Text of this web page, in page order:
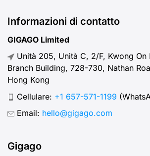
Informazioni di contatto
GIGAGO Limited
Unità 205, Unità C, 2/F, Kwong On
Branch Building, 728-730, Nathan
Hong Kong
Cellulare: +1 657-571-1199
Email: hello@gigago.com
Gigago